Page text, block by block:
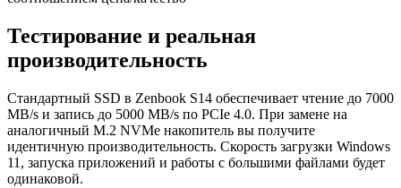
Тестирование и реальная
производительность
Стандартный SSD в Zenbook S14 обеспечивает чтение до 7000
MB/s и запись до 5000 MB/s по PCIe 4.0. При замене на
аналогичный M.2 NVMe накопитель вы получите
идентичную производительность. Скорость загрузки Windows
11, запуска приложений и работы с большими файлами будет
одинаковой.